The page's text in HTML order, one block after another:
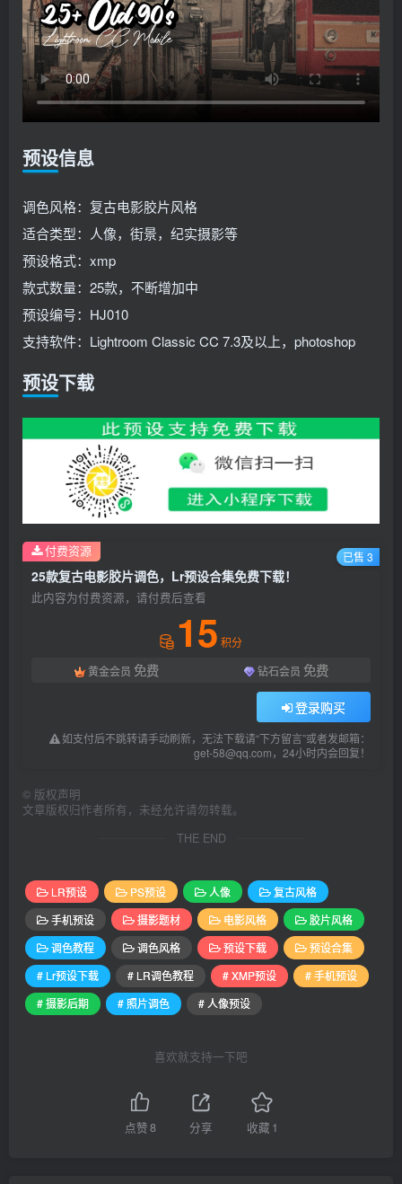
预设信息
调色风格：复古电影胶片风格
适合类型：人像，街景，纪实摄影等
预设格式：xmp
款式数量：25款，不断增加中
预设编号：HJ010
支持软件：Lightroom Classic CC 7.3及以上，photoshop
预设下载
25款复古电影胶片调色，Lr预设合集免费下载！
此内容为付费资源，请付费后查看
15 积分
黄金会员 免费 钻石会员 免费
登录购买
如支付后不跳转请手动刷新，无法下载请“下方留言”或者发邮箱：
get-58@qq.com，24小时内会回复！
付费资源 已售 3
© 版权声明
文章版权归作者所有，未经允许请勿转载。
THE END
LR预设 PS预设 人像
复古风格
手机预设
摄影题材 电影风格
胶片风格
调色教程
调色风格 预设下载
预设合集
# Lr预设下载
# LR调色教程 # XMP预设
# 手机预设
# 摄影后期
# 照片调色 # 人像预设
喜欢就支持一下吧
点赞8 分享 收藏 1